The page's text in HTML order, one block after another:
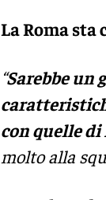
La Roma sta
“Sarebbe un
con quelle di
molto alla